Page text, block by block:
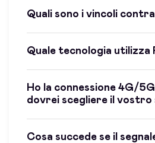
Quali sono i vincoli
Quale tecnologia utilizza
Ho la connessione 4G/
dovrei scegliere il vostro
Cosa succede se il